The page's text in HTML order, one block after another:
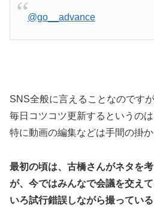
@go__advance
SNS全般に言えることなのです
毎日コツコツ更新するというの
特に動画の編集などは手間の掛か
最初の頃は、古橋さんがネタを
が、今ではみんなで会議を交え
いろ試行錯誤しながら撮っている